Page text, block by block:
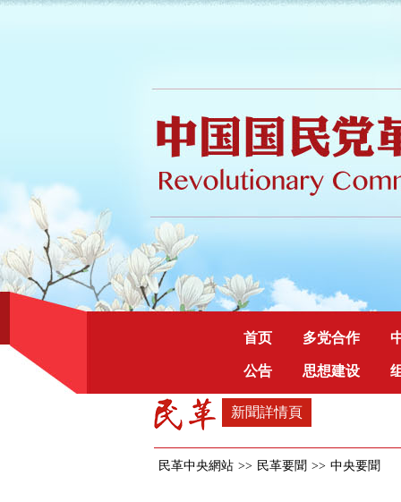
首页 多党合作
公告 思想建设
新聞詳情頁
民革中央網站 >> 民革要聞 >> 中央要聞